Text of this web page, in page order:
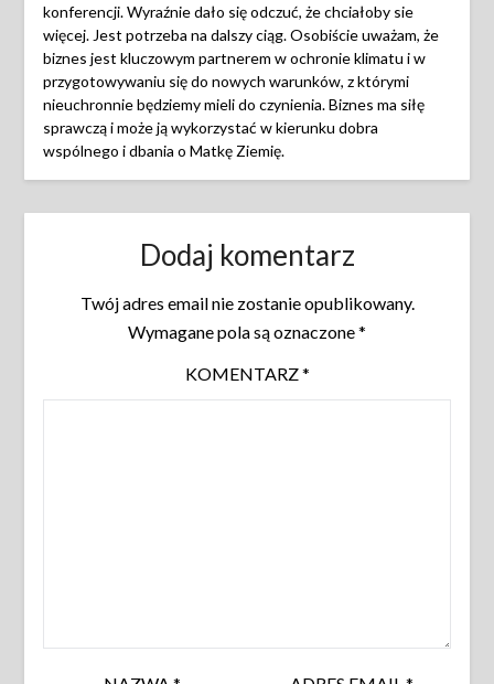
konferencji. Wyraźnie dało się odczuć, że chciałoby sie
więcej. Jest potrzeba na dalszy ciąg. Osobiście uważam, że
biznes jest kluczowym partnerem w ochronie klimatu i w
przygotowywaniu się do nowych warunków, z którymi
nieuchronnie będziemy mieli do czynienia. Biznes ma siłę
sprawczą i może ją wykorzystać w kierunku dobra
wspólnego i dbania o Matkę Ziemię.
Dodaj komentarz
Twój adres email nie zostanie opublikowany.
Wymagane pola są oznaczone*
KOMENTARZ*